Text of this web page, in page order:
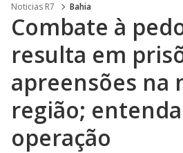
Noticias R7 Bahia
Combate à
resulta em
apreensões na
região;
operação